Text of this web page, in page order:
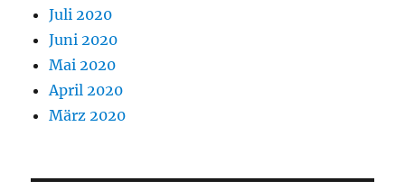
Juli 2020
Juni 2020
Mai 2020
April 2020
März 2020